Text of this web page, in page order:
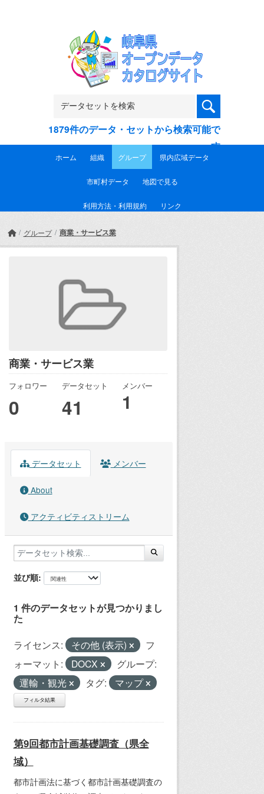
1879件のデータ・セットから検索可能で
す
ホーム 組織 グループ 県内広域データ
市町村データ 地図で見る
利用方法・利用規約 リンク
グループ 商業・サービス業
商業・サービス業
フォロワー
0
データセット
41
メンバー
1
データセット メンバー
About
アクティビティストリーム
並び順
1 件のデータセットが見つかりまし
た
ライセンス: その他 (表示)
フ
ォーマット:
DOCX
グループ:
運輸・観光
タグ: マップ
フィルタ結果
第9回都市計画基礎調査（県全
域）
都市計画法に基づく都市計画基礎調査の